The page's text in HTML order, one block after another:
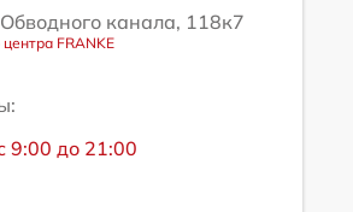
канала, 118к7
FRANKE
9:00 до 21:00